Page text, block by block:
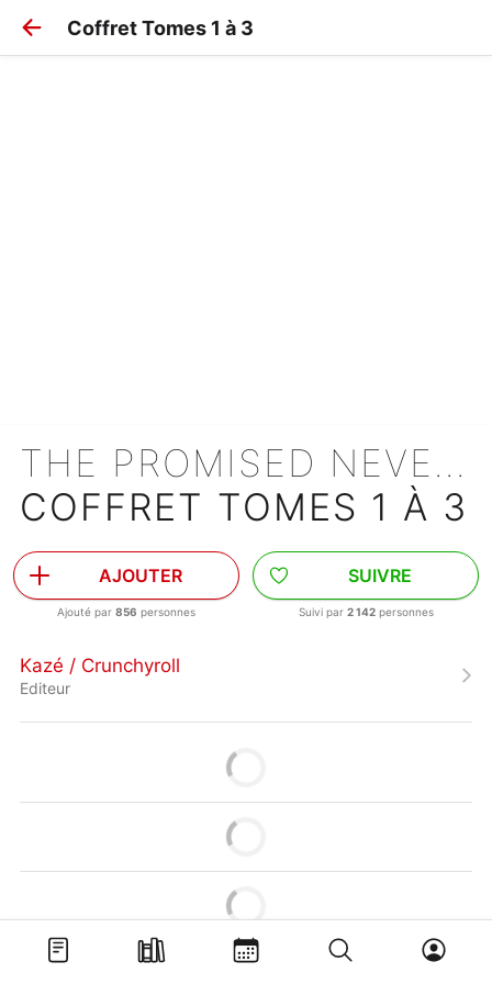
Coffret Tomes 1 à 3
THE PROMISED NEVERLAND
COFFRET TOMES 1 À 3
AJOUTER
Ajouté par 856 personnes
SUIVRE
Suivi par 2 142personnes
Kazé / Crunchyroll
Editeur